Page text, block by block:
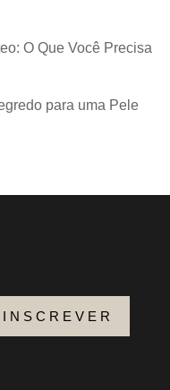
O Que Você Precisa
para uma Pele
INSCREVER